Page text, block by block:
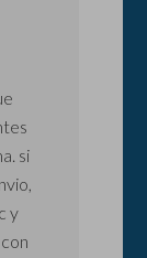
si
y